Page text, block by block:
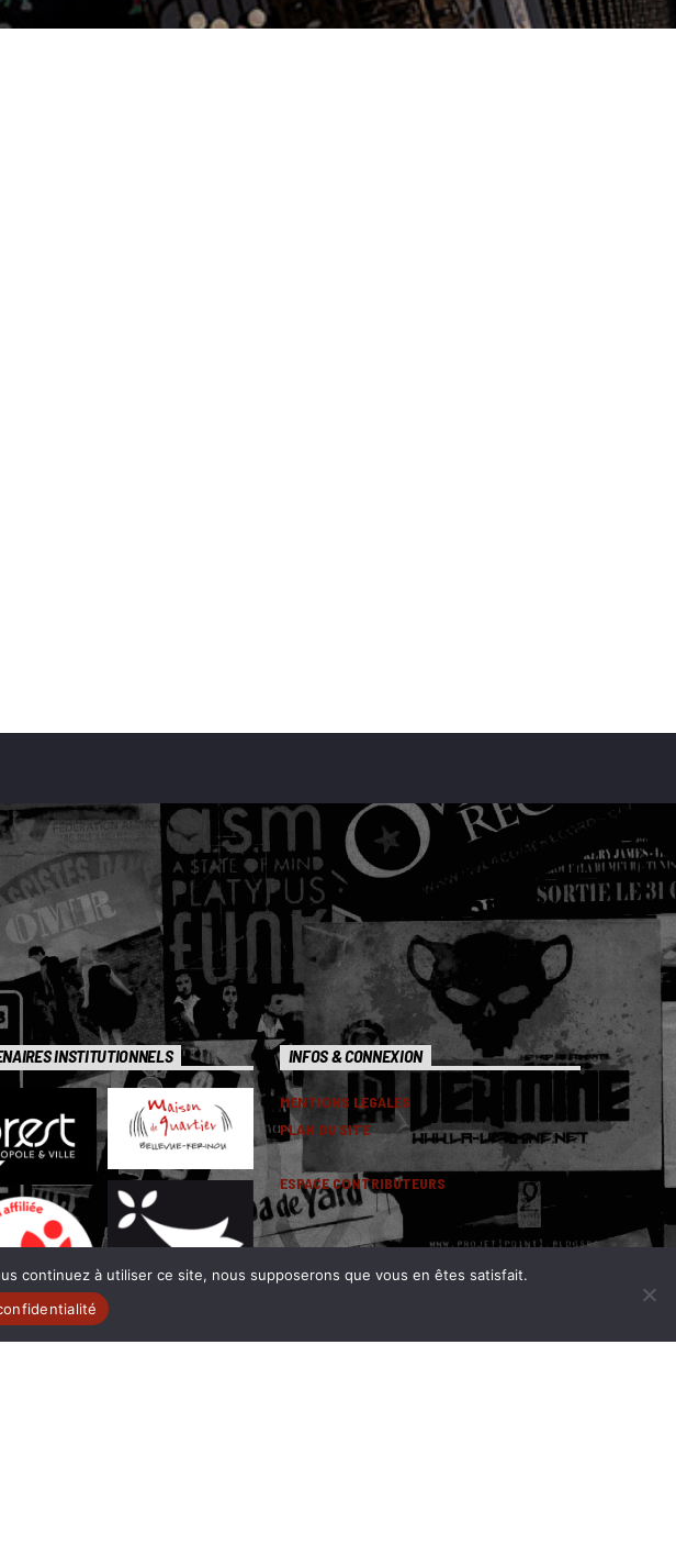
INSTITUTIONNELS INFOS & CONNEXION
MENTIONS LEGALES
PLAN DU SITE
ESPACE CONTRIBUTEURS
continuez à utiliser ce site, nous supposerons que vous en êtes satisfait.